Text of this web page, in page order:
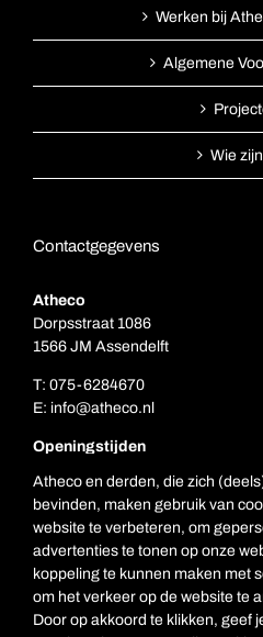
Werken bij
Algemene
Wie
Contactgegevens
Atheco
Dorpsstraat 1086
1566 JM Assendelft
T: 075-6284670
E: info@atheco.nl
Openingstijden
Za: Gesloten
Zo. Gesloten
Atheco en derden, die zich
bevinden, maken gebruik van
website te verbeteren, om
advertenties te tonen op onze
koppeling te kunnen maken met
om het verkeer op de website te
Door op akkoord te klikken, geef